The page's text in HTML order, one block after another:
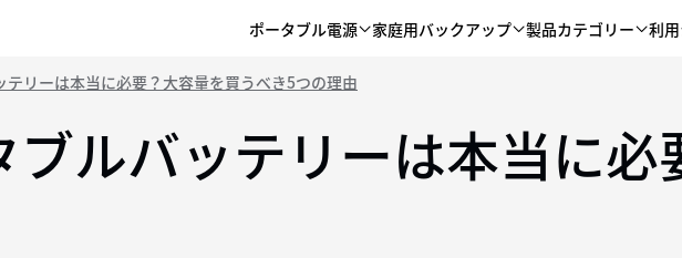
ポータブル電源 家庭用バックアップ 製品カテゴリー 利
テリーは本当に必要？大容量を買うべき5つの理由
ルバッテリーは本当に